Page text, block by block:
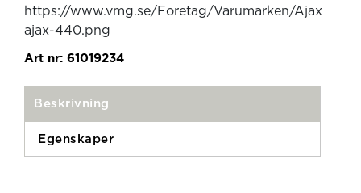
https://www.vmg.se/Foretag/Varumarken/Ajax
ajax-440.png
Art nr: 61019234
Beskrivning
Egenskaper